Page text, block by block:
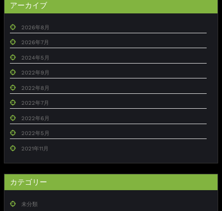
アーカイブ
2026年8月
2026年7月
2024年5月
2022年9月
2022年8月
2022年7月
2022年6月
2022年5月
2021年11月
カテゴリー
未分類